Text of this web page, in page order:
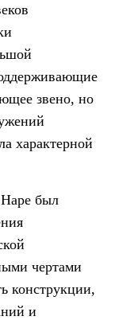
звено, но
характерной
был
чертами
конструкции,
и